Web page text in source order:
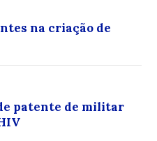
na criação de
patente de militar